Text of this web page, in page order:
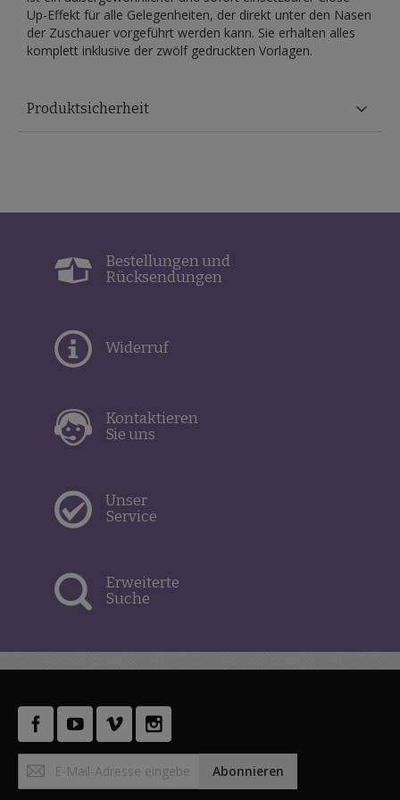
Up-Effekt für alle Gelegenheiten, der direkt unter den Nasen
der Zuschauer vorgeführt werden kann. Sie erhalten alles
komplett inklusive der zwölf gedruckten Vorlagen.
Produktsicherheit
Bestellungen und
Rücksendungen
Widerruf
Kontaktieren
Sie uns
Unser
Service
Erweiterte
Suche
zum
Abonnieren